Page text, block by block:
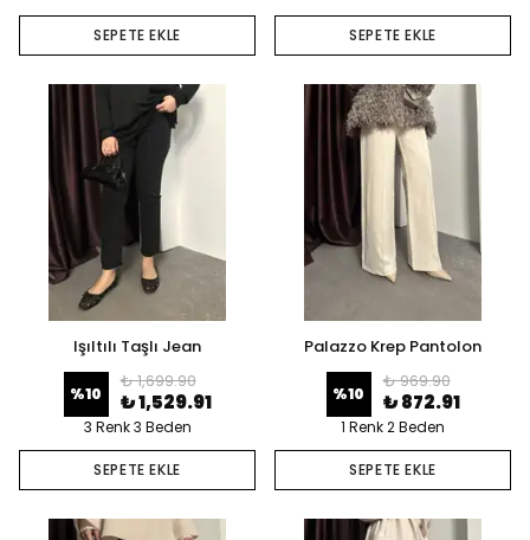
SEPETE EKLE SEPETE EKLE
Işıltılı Taşlı Jean
%10
₺ 1,699.90
₺ 1,529.91
3 Renk 3 Beden
SEPETE EKLE
Palazzo Krep Pantolon
%10
₺ 969.90
₺ 872.91
1 Renk 2 Beden
SEPETE EKLE